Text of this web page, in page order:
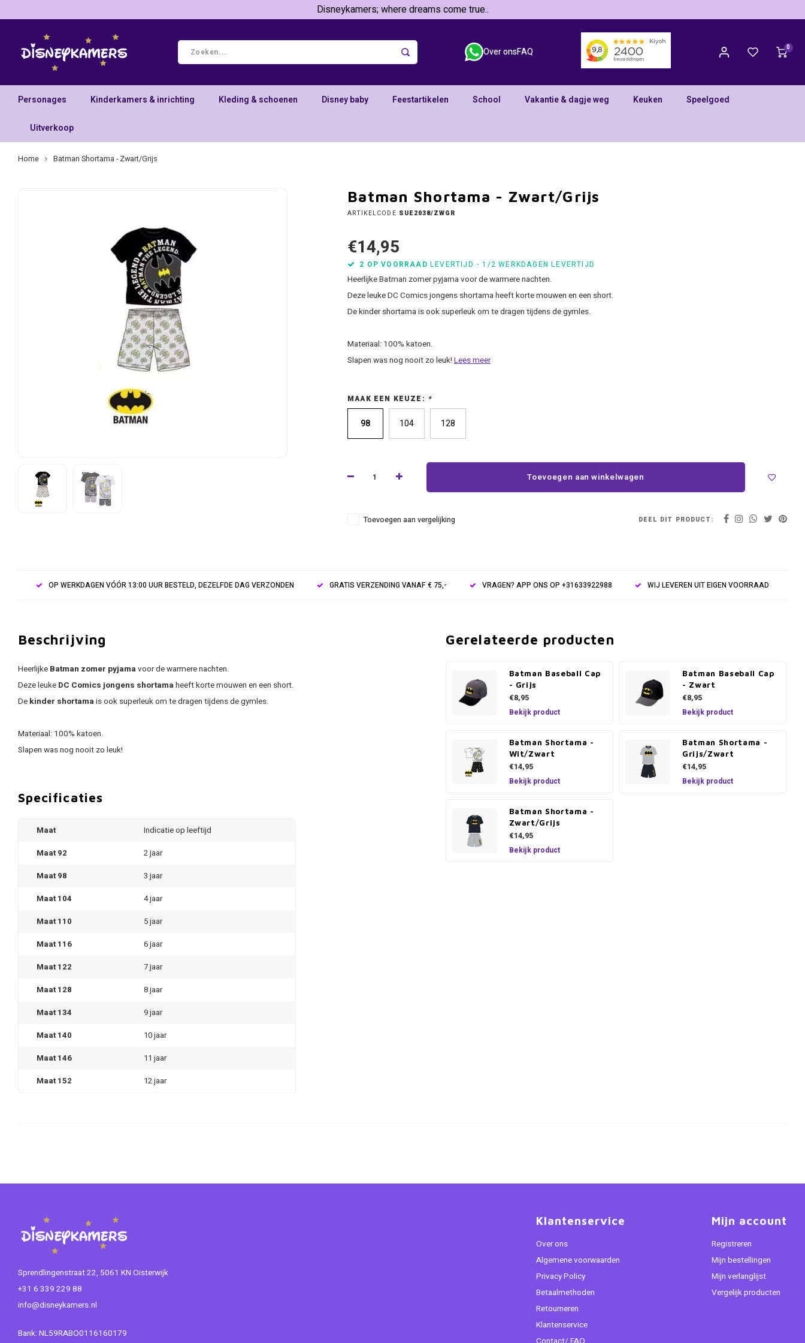
Disneykamers; where dreams come true..
Over onsFAQ 0
Personages Kinderkamers & inrichting Kleding & schoenen Disney baby Feestartikelen School Vakantie & dagje weg Keuken Speelgoed
Uitverkoop
Home Batman Shortama - Zwart/Grijs
Batman Shortama - Zwart/Grijs
ARTIKELCODE SUE2038/ZWGR
€14,95
2 OP VOORRAAD LEVERTIJD - 1/2 WERKDAGEN LEVERTIJD
Heerlijke Batman zomer pyjama voor de warmere nachten.
Deze leuke DC Comics jongens shortama heeft korte mouwen en een short.
De kinder shortama is ook superleuk om te dragen tijdens de gymles.
Materiaal: 100% katoen.
Slapen was nog nooit zo leuk!Lees meer
MAAK EEN KEUZE: *
98 104 128
Toevoegen aan winkelwagen
Toevoegen aan vergelijking DEEL DIT PRODUCT:
OP WERKDAGEN VÓÓR 13:00 UUR BESTELD, DEZELFDE DAG VERZONDEN GRATIS VERZENDING VANAF € 75,- VRAGEN? APP ONS OP +31633922988 WIJ LEVEREN UIT EIGEN VOORRAAD
Beschrijving
Heerlijke Batman zomer pyjama voor de warmere nachten.
Deze leuke DC Comics jongens shortama heeft korte mouwen en een short.
De kinder shortama is ook superleuk om te dragen tijdens de gymles.
Materiaal: 100% katoen.
Slapen was nog nooit zo leuk!
Specificaties
Maat
Indicatie op leeftijd
Maat 92
2 jaar
Maat 98
3 jaar
Maat 104
4 jaar
Maat 110
5 jaar
Maat 116
6 jaar
Maat 122
7 jaar
Maat 128
8 jaar
Maat 134
9 jaar
Maat 140
10 jaar
Maat 146
11 jaar
Maat 152
12 jaar
Gerelateerde producten
Batman Baseball Cap
- Grijs
€8,95
Bekijk product
Batman Baseball Cap
- Zwart
€8,95
Bekijk product
Batman Shortama -
Wit/Zwart
€14,95
Bekijk product
Batman Shortama -
Grijs/Zwart
€14,95
Bekijk product
Batman Shortama -
Zwart/Grijs
€14,95
Bekijk product
Sprendlingenstraat 22, 5061 KN Oisterwijk
+31 6 339 229 88
info@disneykamers.nl
Bank: NL59RABO0116160179
Klantenservice
Over ons
Algemene voorwaarden
Privacy Policy
Betaalmethoden
Retourneren
Klantenservice
Mijn account
Registreren
Mijn bestellingen
Mijn verlanglijst
Vergelijk producten